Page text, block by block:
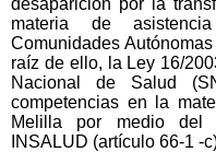
materia de
Comunidades
raíz de ello, la Ley 16/
Nacional de Salud
competencias en la
Melilla por medio del
INSALUD (artículo 66-1 -